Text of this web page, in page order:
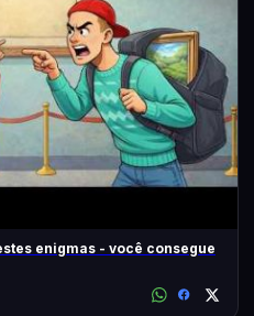
enigmas - você consegue